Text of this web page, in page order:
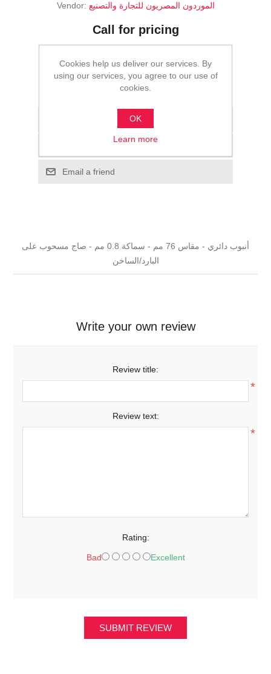
Vendor: الموردون المصريون للتجارة والتصنيع
Call for pricing
ADD TO CART
Please select the address you want to ship to
Email a friend
أنبوب دائري - مقاس 76 مم - سماكة 0.8 مم - صاج مسحوب على
البارد/الساخن
Write your own review
Review title:
*
Review text:
*
Rating:
Bad Excellent
SUBMIT REVIEW
Cookies help us deliver our services. By
using our services, you agree to our use of
cookies.
OK
Learn more